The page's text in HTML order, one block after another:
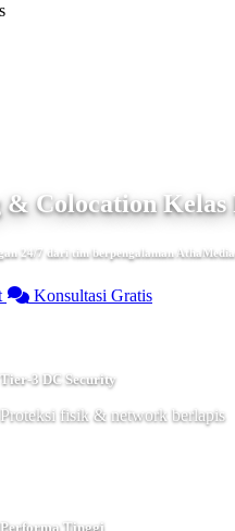
Colocation Kelas
24/7 dari tim berpengalaman
Konsultasi Gratis
Tier-3 DC Security
Proteksi fisik & network berlapis
Performa Tinggi